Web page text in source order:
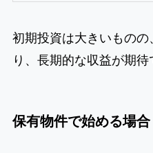
初期投資は大きいもの
り、長期的な収益が期待
保有物件で始める場合